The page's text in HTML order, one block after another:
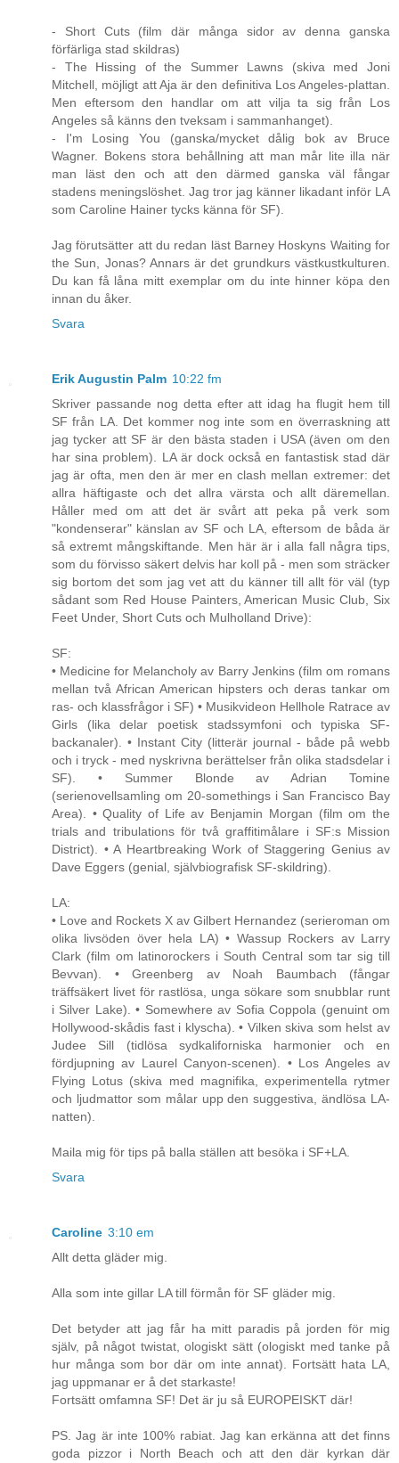
- Short Cuts (film där många sidor av denna ganska
förfärliga stad skildras)
- The Hissing of the Summer Lawns (skiva med Joni
Mitchell, möjligt att Aja är den definitiva Los Angeles-plattan.
Men eftersom den handlar om att vilja ta sig från Los
Angeles så känns den tveksam i sammanhanget).
- I'm Losing You (ganska/mycket dålig bok av Bruce
Wagner. Bokens stora behållning att man mår lite illa när
man läst den och att den därmed ganska väl fångar
stadens meningslöshet. Jag tror jag känner likadant inför LA
som Caroline Hainer tycks känna för SF).
Jag förutsätter att du redan läst Barney Hoskyns Waiting for
the Sun, Jonas? Annars är det grundkurs västkustkulturen.
Du kan få låna mitt exemplar om du inte hinner köpa den
innan du åker.
Svara
Erik Augustin Palm 10:22 fm
Skriver passande nog detta efter att idag ha flugit hem till
SF från LA. Det kommer nog inte som en överraskning att
jag tycker att SF är den bästa staden i USA (även om den
har sina problem). LA är dock också en fantastisk stad där
jag är ofta, men den är mer en clash mellan extremer: det
allra häftigaste och det allra värsta och allt däremellan.
Håller med om att det är svårt att peka på verk som
"kondenserar" känslan av SF och LA, eftersom de båda är
så extremt mångskiftande. Men här är i alla fall några tips,
som du förvisso säkert delvis har koll på - men som sträcker
sig bortom det som jag vet att du känner till allt för väl (typ
sådant som Red House Painters, American Music Club, Six
Feet Under, Short Cuts och Mulholland Drive):
SF:
• Medicine for Melancholy av Barry Jenkins (film om romans
mellan två African American hipsters och deras tankar om
ras- och klassfrågor i SF) • Musikvideon Hellhole Ratrace av
Girls (lika delar poetisk stadssymfoni och typiska SF-
backanaler). • Instant City (litterär journal - både på webb
och i tryck - med nyskrivna berättelser från olika stadsdelar i
SF). • Summer Blonde av Adrian Tomine
(serienovellsamling om 20-somethings i San Francisco Bay
Area). • Quality of Life av Benjamin Morgan (film om the
trials and tribulations för två graffitimålare i SF:s Mission
District). • A Heartbreaking Work of Staggering Genius av
Dave Eggers (genial, självbiografisk SF-skildring).
LA:
• Love and Rockets X av Gilbert Hernandez (serieroman om
olika livsöden över hela LA) • Wassup Rockers av Larry
Clark (film om latinorockers i South Central som tar sig till
Bevvan). • Greenberg av Noah Baumbach (fångar
träffsäkert livet för rastlösa, unga sökare som snubblar runt
i Silver Lake). • Somewhere av Sofia Coppola (genuint om
Hollywood-skådis fast i klyscha). • Vilken skiva som helst av
Judee Sill (tidlösa sydkaliforniska harmonier och en
fördjupning av Laurel Canyon-scenen). • Los Angeles av
Flying Lotus (skiva med magnifika, experimentella rytmer
och ljudmattor som målar upp den suggestiva, ändlösa LA-
natten).
Maila mig för tips på balla ställen att besöka i SF+LA.
Svara
Caroline 3:10 em
Allt detta gläder mig.
Alla som inte gillar LA till förmån för SF gläder mig.
Det betyder att jag får ha mitt paradis på jorden för mig
själv, på något twistat, ologiskt sätt (ologiskt med tanke på
hur många som bor där om inte annat). Fortsätt hata LA,
jag uppmanar er å det starkaste!
Fortsätt omfamna SF! Det är ju så EUROPEISKT där!
PS. Jag är inte 100% rabiat. Jag kan erkänna att det finns
goda pizzor i North Beach och att den där kyrkan där